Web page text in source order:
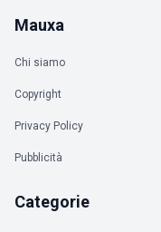
Mauxa
Chi siamo
Copyright
Privacy Policy
Pubblicità
Categorie